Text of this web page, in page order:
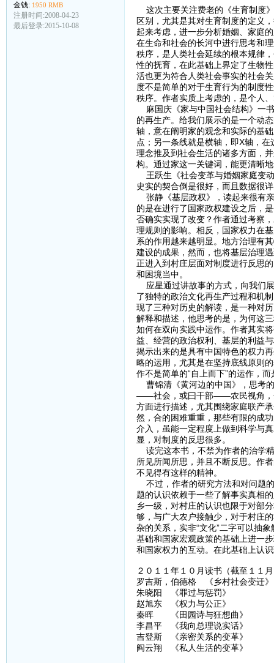
金钱: 1950 RMB
注册时间:2008-04-23
最后登录:2015-10-08
这次主要关注费老的《生育制度
区别，尤其是其对生育制度的定义
起来考虑，进一步分析婚姻、家庭
在生命和社会的长河中进行思考和
秩序，是人类社会延续的根本规律
性的抚育，在此基础上界定了生物
活也更为符合人类社会事实的社会
度不是简单的对于生育行为的制度
秩序。作者实质上考虑的，是个人
麻国庆《家与中国社会结构》一
的再生产。给我们展示的是一个动
轴，意在阐明家的观念和实际的基
点；另一条线就是横轴，即X轴，在
理念推及到社会生活的诸多方面，
构。通过家这一关键词，能更清晰
王跃生《社会变革与婚姻家庭变
史实的契合倒是很好，而且数据很
张静《基层政权》，读起来很有
的是在进行了国家政权建设之后，
否确实实现了改变？作者通过考察
理规则的影响。相反，国家权力在
系的作用越来越明显。地方治理有
建设的成果，然而，也将基层治理
正进入到村庄层面对制度进行反思
和困境当中。
应星通过讲故事的方式，向我们
了独特的政治文化再生产过程和机
现了三种对历史的解读，是一种对
解释和描述，他思考的是，为何这
如何在双向实践中运作。作者其实
益、经营的政治权利、基层的利益
揭示出来的是具有中国特色的权力
略的运用，尤其是在坚持底线原则
作不是简单的“自上而下”的运作，
曹锦清《黄河边的中国》，思考
——社会，或曰干部——农民视角，
方面进行描述，尤其围绕家庭联产
然，合的困难重重，那些有限的成
介入，虽能一定程度上做到科学与
显，对制度的反思很多。
读完这本书，不禁为作者的治学
所见所闻所思，并且不断反思。作
不见得有这样的精神。
不过，作者的研究方法和对问题
题的认识依赖于一些了解事实真相
乡一级，对村庄的认识也限于对部
够，与广大农户接触少，对于村庄
杂的关系，实非“文化”二字可以抽
基础和国家宏观政策的基础上进一
和国家权力的互动。在此基础上认
２０１１年１０月读书（截至１１
罗吉斯，伯德格 《乡村社会变迁》
朱晓阳 《罪过与惩罚》
赵旭东 《权力与公正》
秦晖 《田园诗与狂想曲》
李昌平 《我向总理说实话》
吉登斯 《亲密关系的变革》
阎云翔 《私人生活的变革》